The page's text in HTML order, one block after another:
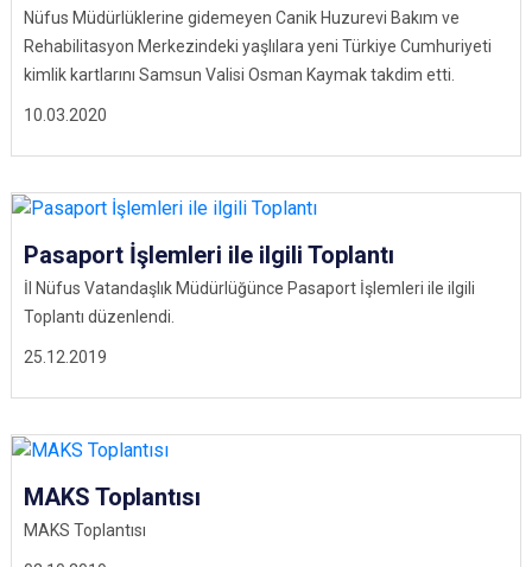
10.03.2020
Nüfus Müdürlüklerine gidemeyen Canik Huzurevi Bakım ve
Rehabilitasyon Merkezindeki yaşlılara yeni Türkiye Cumhuriyeti
kimlik kartlarını Samsun Valisi Osman Kaymak takdim etti.
25.12.2019
Pasaport İşlemleri ile ilgili Toplantı
İl Nüfus Vatandaşlık Müdürlüğünce Pasaport İşlemleri ile ilgili
Toplantı düzenlendi.
MAKS Toplantısı
MAKS Toplantısı